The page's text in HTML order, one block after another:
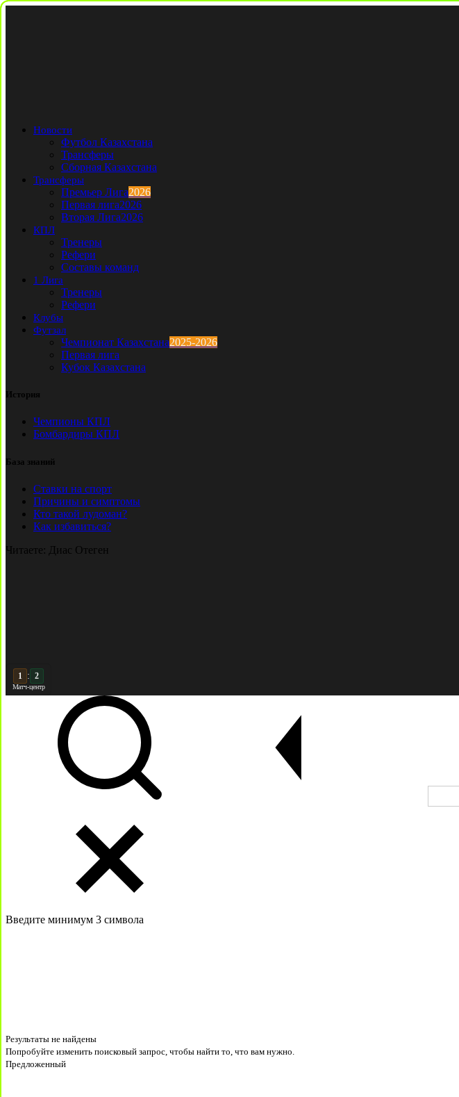
Новости
Футбол Казахстана
Трансферы
Сборная Казахстана
Трансферы
Премьер Лига2026
Первая лига2026
Вторая Лига2026
КПЛ
Тренеры
Рефери
Составы команд
1 Лига
Тренеры
Рефери
Клубы
Футзал
Чемпионат Казахстана2025-2026
Первая лига
Кубок Казахстана
История
Чемпионы КПЛ
Бомбардиры КПЛ
База знаний
Ставки на спорт
Причины и симптомы
Кто такой лудоман?
Как избавиться?
Читаете: Диас Отеген
: 2
Матч-центр
Введите минимум 3 символа
Результаты не найдены
Попробуйте изменить поисковый запрос, чтобы найти то, что вам нужно.
Предложенный